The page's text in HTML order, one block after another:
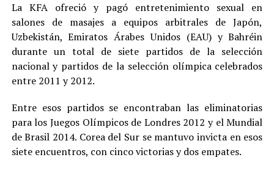
La KFA ofreció y pagó entretenimiento sexual en
salones de masajes a equipos arbitrales de Japón,
Uzbekistán, Emiratos Árabes Unidos (EAU) y Bahréin
durante un total de siete partidos de la selección
nacional y partidos de la selección olímpica celebrados
entre 2011 y 2012.
Entre esos partidos se encontraban las eliminatorias
para los Juegos Olímpicos de Londres 2012 y el Mundial
de Brasil 2014. Corea del Sur se mantuvo invicta en esos
siete encuentros, con cinco victorias y dos empates.